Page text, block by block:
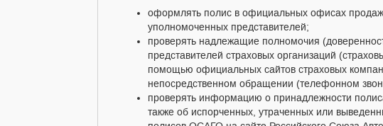
оформлять полис в официальных офисах
уполномоченных представителей;
проверять надлежащие полномочия
представителей страховых организаций
помощью официальных сайтов страховых
непосредственном обращении (телефонном
проверять информацию о принадлежности
также об испорченных, утраченных или